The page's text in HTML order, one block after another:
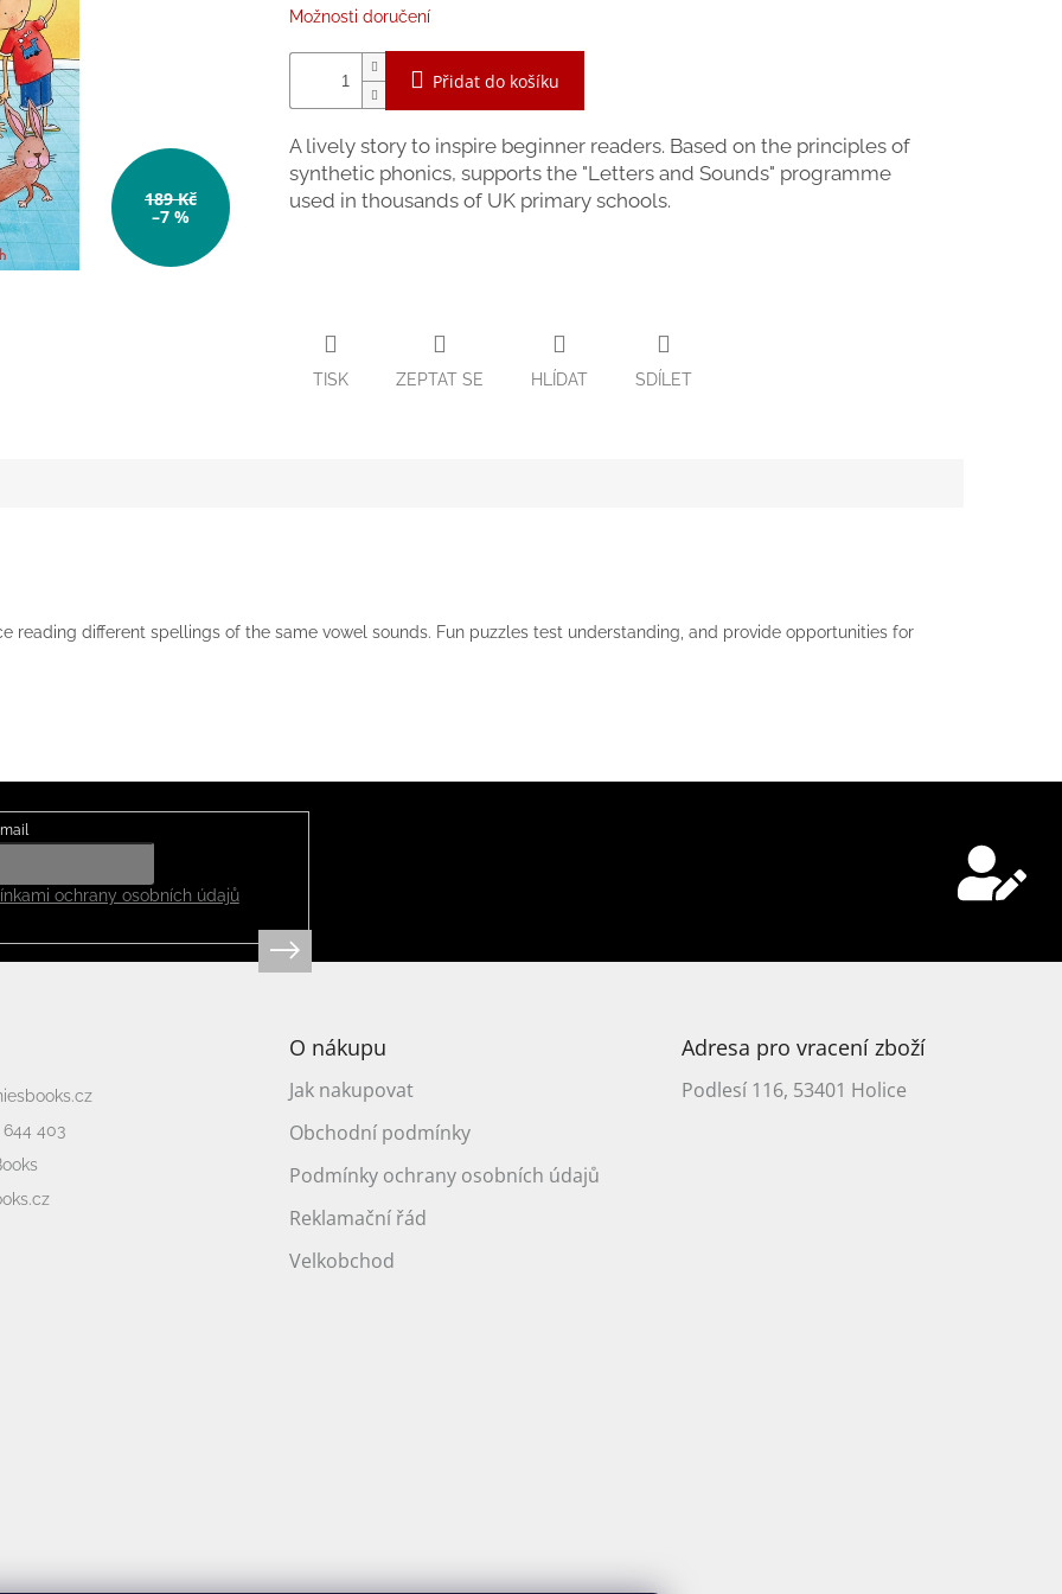
189 Kč
–7 %
Možnosti doručení
Přidat do košíku
A lively story to inspire beginner readers. Based on the principles of
synthetic phonics, supports the "Letters and Sounds" programme
used in thousands of UK primary schools.
TISK ZEPTAT SE HLÍDAT SDÍLET
reading different spellings of the same vowel sounds. Fun puzzles test understanding, and provide opportunities for
ochrany osobních údajů
644 403
O nákupu
Jak nakupovat
Obchodní podmínky
Podmínky ochrany osobních údajů
Reklamační řád
Velkobchod
Adresa pro vracení zboží
Podlesí 116, 53401 Holice